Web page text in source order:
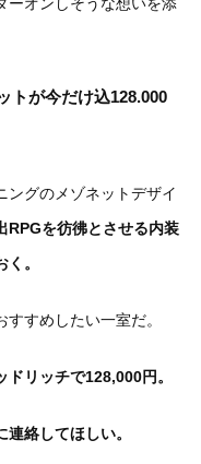
ーオンしそうな想いを添
トが今だけ込128.000
ングのメゾネットデザイ
RPGを彷彿とさせる内装
。
すめしたい一室だ。
リッチで128,000円。
絡してほしい。